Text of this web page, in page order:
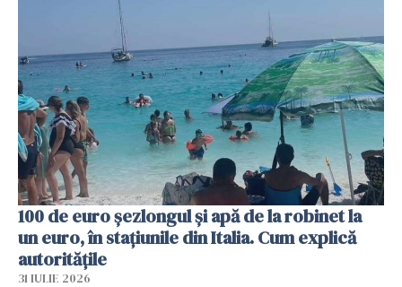
100 de euro șezlongul și apă de la robinet la
un euro, în stațiunile din Italia. Cum explică
autoritățile
31 IULIE 2026